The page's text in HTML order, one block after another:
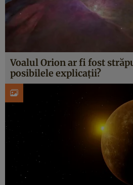
Voalul Orion ar fi fost
posibilele explicații?